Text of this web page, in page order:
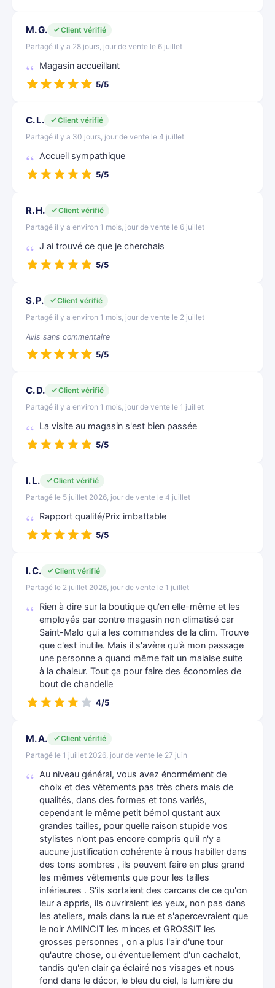
M. G.
Client vérifié
Partagé il y a 28 jours, jour de vente le 6 juillet
Magasin accueillant
5/5
C. L.
Client vérifié
Partagé il y a 30 jours, jour de vente le 4 juillet
Accueil sympathique
5/5
R. H.
Client vérifié
Partagé il y a environ 1 mois, jour de vente le 6 juillet
J ai trouvé ce que je cherchais
5/5
S. P.
Client vérifié
Partagé il y a environ 1 mois, jour de vente le 2 juillet
Avis sans commentaire
5/5
C. D.
Client vérifié
Partagé il y a environ 1 mois, jour de vente le 1 juillet
La visite au magasin s'est bien passée
5/5
I. L.
Client vérifié
Partagé le 5 juillet 2026, jour de vente le 4 juillet
Rapport qualité/Prix imbattable
5/5
I. C.
Client vérifié
Partagé le 2 juillet 2026, jour de vente le 1 juillet
Rien à dire sur la boutique qu'en elle-même et les
employés par contre magasin non climatisé car
Saint-Malo qui a les commandes de la clim. Trouve
que c'est inutile. Mais il s'avère qu'à mon passage
une personne a quand même fait un malaise suite
à la chaleur. Tout ça pour faire des économies de
bout de chandelle
4/5
M. A.
Client vérifié
Partagé le 1 juillet 2026, jour de vente le 27 juin
Au niveau général, vous avez énormément de
choix et des vêtements pas très chers mais de
qualités, dans des formes et tons variés,
cependant le même petit bémol qustant aux
grandes tailles, pour quelle raison stupide vos
stylistes n'ont pas encore compris qu'il n'y a
aucune justification cohérente à nous habiller dans
des tons sombres , ils peuvent faire en plus grand
les mêmes vêtements que pour les tailles
inférieures . S'ils sortaient des carcans de ce qu'on
leur a appris, ils ouvriraient les yeux, non pas dans
les ateliers, mais dans la rue et s'apercevraient que
le noir AMINCIT les minces et GROSSIT les
grosses personnes , on a plus l'air d'une tour
qu'autre chose, ou éventuellement d'un cachalot,
tandis qu'en clair ça éclairé nos visages et nous
fond dans le décor, le bleu du ciel, la lumière du